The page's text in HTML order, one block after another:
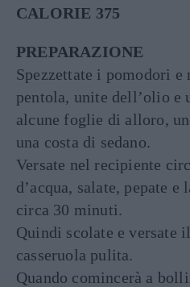
CALORIE 375
PREPARAZIONE
Spezzettate i pomodori e
pentola, unite dell’olio e
alcune foglie di alloro,
una costa di sedano.
Versate nel recipiente
d’acqua, salate, pepate
circa 30 minuti.
Quindi scolate e versate
casseruola pulita.
Quando comincerà a